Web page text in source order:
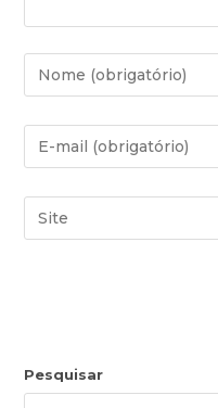
Pesquisar